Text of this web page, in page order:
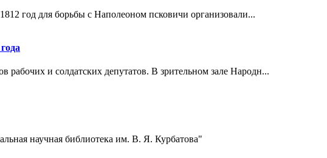
год для борьбы с Наполеоном псковичи организовали...
рабочих и солдатских депутатов. В зрительном зале Народн...
научная библиотека им. В. Я. Курбатова"